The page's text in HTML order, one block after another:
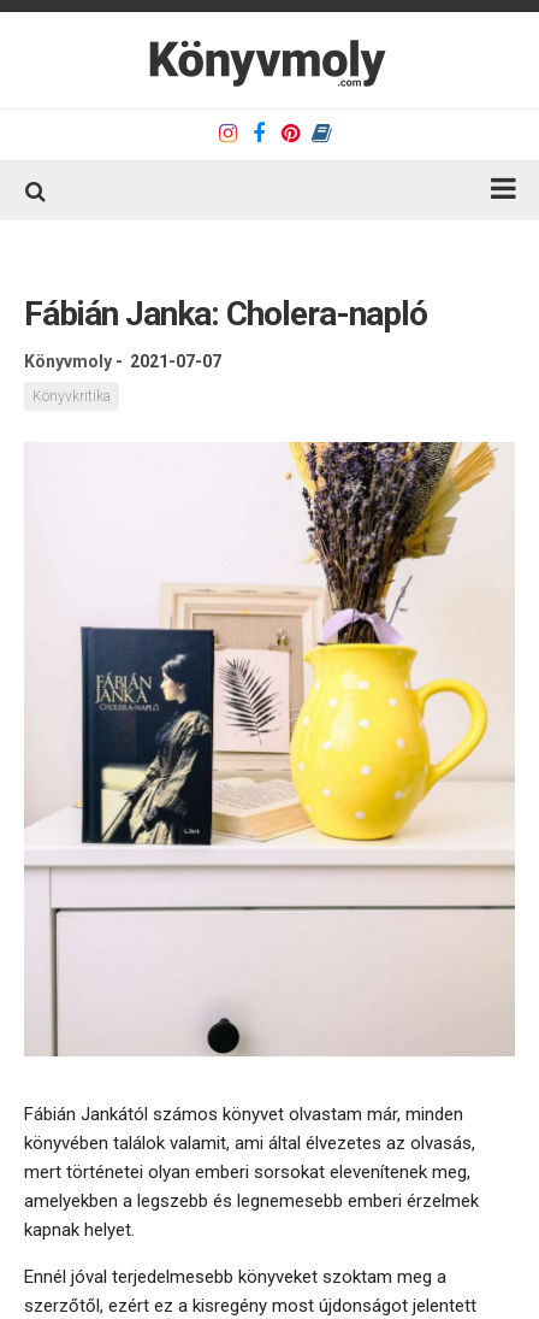
Könyvajánló
Kapcsolat
Fábián Janka: Cholera-napló
Könyvmoly - 2021-07-07
Könyvkritika
Fábián Jankától számos könyvet olvastam már, minden
könyvében találok valamit, ami által élvezetes az olvasás,
mert történetei olyan emberi sorsokat elevenítenek meg,
amelyekben a legszebb és legnemesebb emberi érzelmek
kapnak helyet.
Ennél jóval terjedelmesebb könyveket szoktam meg a
szerzőtől, ezért ez a kisregény most újdonságot jelentett